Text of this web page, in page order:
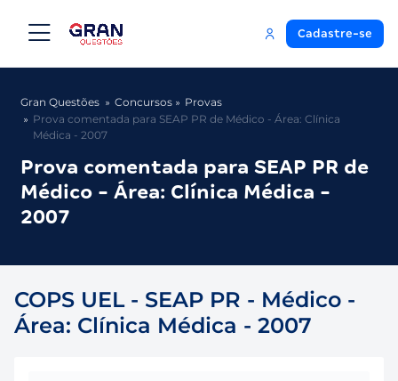
Cadastre-se
Gran Questões Concursos
Provas
Prova comentada para SEAP PR de Médico - Área: Clínica
Médica - 2007
Prova comentada para SEAP PR de
Médico - Área: Clínica Médica -
2007
COPS UEL - SEAP PR - Médico -
Área: Clínica Médica - 2007